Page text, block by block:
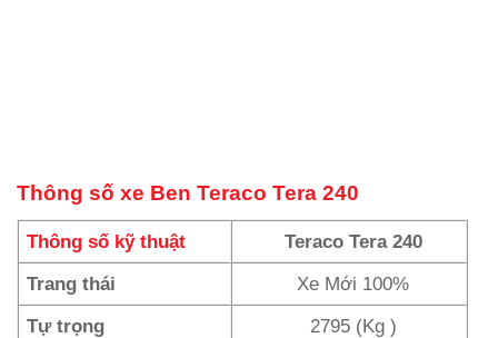
Thông số xe Ben Teraco Tera 240
Thông số kỹ thuật
Teraco Tera 240
Trang thái
Xe Mới 100%
Tự trọng
2795 (Kg )